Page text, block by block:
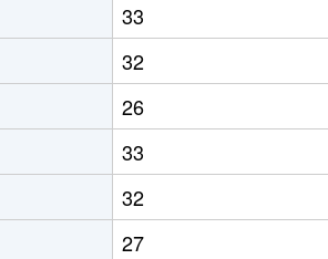
33
32
26
33
32
27